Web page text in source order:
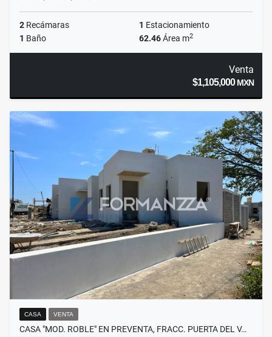
2 Recámaras 1 Estacionamiento
1 Baño 62.46Área m2
Venta
$1,105,000MXN
CASA VENTA
CASA "MOD. ROBLE" EN PREVENTA, FRACC. PUERTA DEL V…